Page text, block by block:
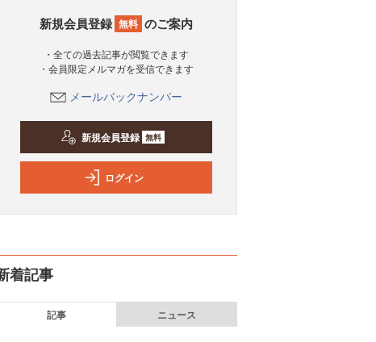
新規会員登録 無料 のご案内
・全ての過去記事が閲覧できます
・会員限定メルマガを受信できます
メールバックナンバー
新規会員登録 無料
ログイン
着記事
記事 ニュース